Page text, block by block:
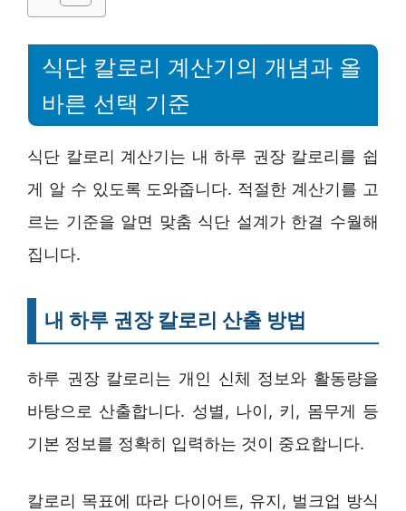
식단 칼로리 계산기의 개념과 올
바른 선택 기준
식단 칼로리 계산기는 내 하루 권장 칼로리를 쉽
게 알 수 있도록 도와줍니다. 적절한 계산기를 고
르는 기준을 알면 맞춤 식단 설계가 한결 수월해
집니다.
내 하루 권장 칼로리 산출 방법
하루 권장 칼로리는 개인 신체 정보와 활동량을
바탕으로 산출합니다. 성별, 나이, 키, 몸무게 등
기본 정보를 정확히 입력하는 것이 중요합니다.
칼로리 목표에 따라 다이어트, 유지, 벌크업 방식